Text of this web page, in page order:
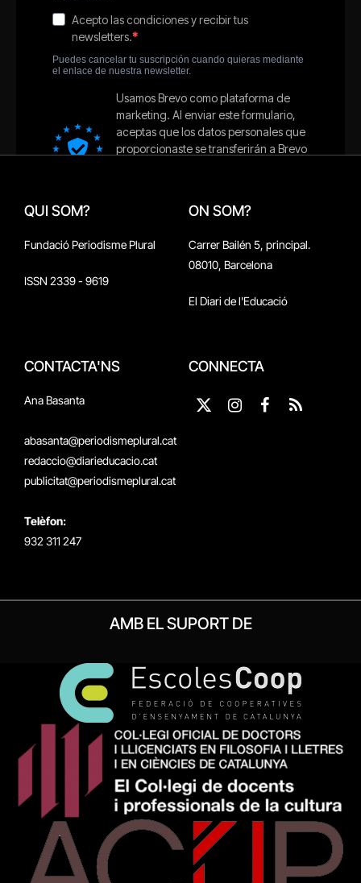
QUI SOM?
Fundació Periodisme Plural
ISSN 2339 - 9619
ON SOM?
Carrer Bailén 5, principal.
08010, Barcelona
El Diari de l'Educació
CONTACTA'NS
Ana Basanta
abasanta@periodismeplural.cat
redaccio@diarieducacio.cat
publicitat@periodismeplural.cat
Telèfon:
932 311 247
CONNECTA
X
Instagram
Facebook
RSS
AMB EL SUPORT DE